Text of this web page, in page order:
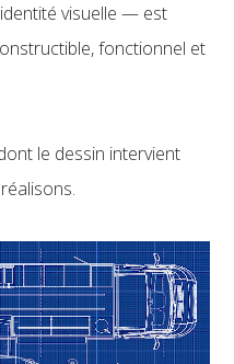
visuelle — est
fonctionnel et
le dessin intervient